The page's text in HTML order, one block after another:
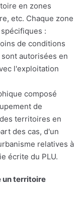
en zones
etc. Chaque zone
:
de conditions
autorisées en
l'exploitation
composé
de
territoires en
des cas, d'un
relatives à
écrite du PLU.
un territoire